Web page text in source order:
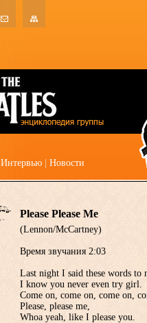
Интервью Новости
Please Please Me
(Lennon/McCartney)
Время звучания 2:03
Last night I said these words to
I know you never even try girl.
Come on, come on, come on,
Please, please me,
Whoa yeah, like I please you.